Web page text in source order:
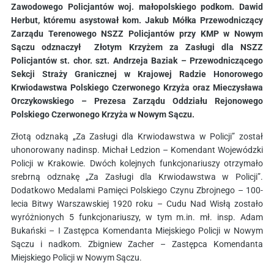
Zawodowego Policjantów woj. małopolskiego podkom. Dawid
Herbut, któremu asystował kom. Jakub Mółka Przewodniczący
Zarządu Terenowego NSZZ Policjantów przy KMP w Nowym
Sączu odznaczył Złotym Krzyżem za Zasługi dla NSZZ
Policjantów st. chor. szt. Andrzeja Baziak – Przewodniczącego
Sekcji Straży Granicznej w Krajowej Radzie Honorowego
Krwiodawstwa Polskiego Czerwonego Krzyża oraz Mieczysława
Orczykowskiego – Prezesa Zarządu Oddziału Rejonowego
Polskiego Czerwonego Krzyża w Nowym Sączu.
Złotą odznaką „Za Zasługi dla Krwiodawstwa w Policji” został
uhonorowany nadinsp. Michał Ledzion – Komendant Wojewódzki
Policji w Krakowie. Dwóch kolejnych funkcjonariuszy otrzymało
srebrną odznakę „Za Zasługi dla Krwiodawstwa w Policji”.
Dodatkowo Medalami Pamięci Polskiego Czynu Zbrojnego – 100-
lecia Bitwy Warszawskiej 1920 roku – Cudu Nad Wisłą zostało
wyróżnionych 5 funkcjonariuszy, w tym m.in. mł. insp. Adam
Bukański – I Zastępca Komendanta Miejskiego Policji w Nowym
Sączu i nadkom. Zbigniew Zacher – Zastępca Komendanta
Miejskiego Policji w Nowym Sączu.